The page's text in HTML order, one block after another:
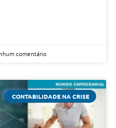
comentário
CONTABILIDADE NA CRISE